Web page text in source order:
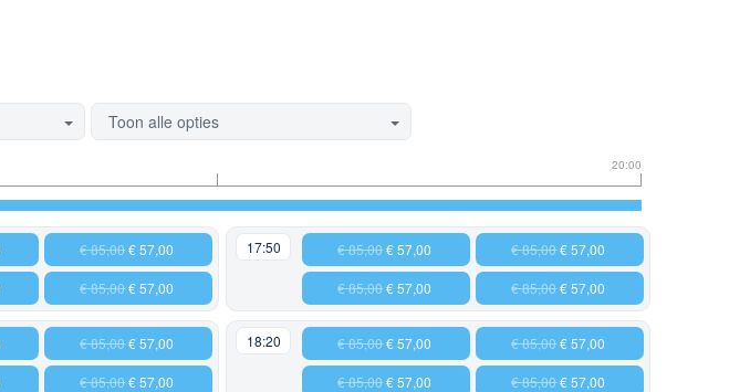
Toon alle opties
20:00
€ 85,00€ 57,00
€ 85,00€ 57,00
17:50 € 85,00€ 57,00
€ 85,00€ 57,00
€ 85,00€ 57,00
€ 85,00€ 57,00
€ 85,00€ 57,00
€ 85,00€ 57,00
18:20 € 85,00€ 57,00
€ 85,00€ 57,00
€ 85,00€ 57,00
€ 85,00€ 57,00